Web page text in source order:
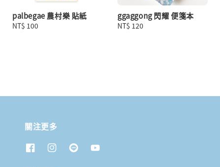
palbegae 農村樂 貼紙
Regular
NT$ 100
ggaggong 閃耀 便箋本
Regular
NT$ 120
關注更多